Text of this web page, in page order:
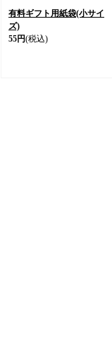
有料ギフト用紙袋(小サイ
ズ)
55円(税込)